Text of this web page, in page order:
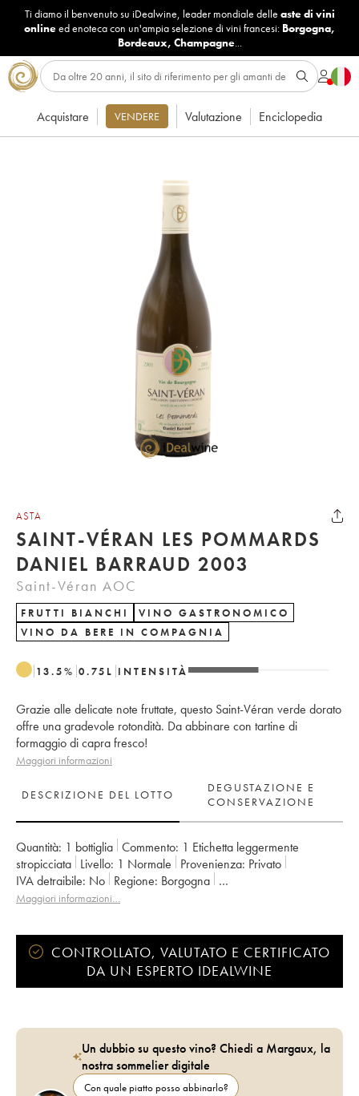
Ti diamo il benvenuto su iDealwine, leader mondiale delle aste di vini
onlineed enoteca con un'ampia selezione di vini francesi: Borgogna,
Bordeaux, Champagne...
Acquistare VENDERE Valutazione Enciclopedia
ASTA
SAINT-VÉRAN LES POMMARDS
DANIEL BARRAUD 2003
Saint-Véran AOC
FRUTTI BIANCHI
VINO GASTRONOMICO
VINO DA BERE IN COMPAGNIA
13.5% 0.75 L INTENSITÀ
Grazie alle delicate note fruttate, questo Saint-Véran verde dorato
offre una gradevole rotondità. Da abbinare con tartine di
formaggio di capra fresco!
Maggiori informazioni
DESCRIZIONE DEL LOTTO
DEGUSTAZIONE E
CONSERVAZIONE
Quantità: 1 bottiglia Commento: 1 Etichetta leggermente
stropicciata Livello: 1 Normale Provenienza:
privato
IVA detraibile:
no Regione:
Borgogna
Denominazione: Saint-Véran
Maggiori informazioni…
CONTROLLATO, VALUTATO E CERTIFICATO
DA UN ESPERTO IDEALWINE
Un dubbio su questo vino? Chiedi a Margaux, la
nostra sommelier digitale
Con quale piatto posso abbinarlo?